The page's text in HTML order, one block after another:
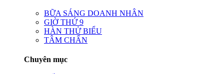
BỮA SÁNG DOANH NHÂN
GIỜ THỨ 9
HÀN THỬ BIỂU
TÂM CHẤN
Chuyên mục